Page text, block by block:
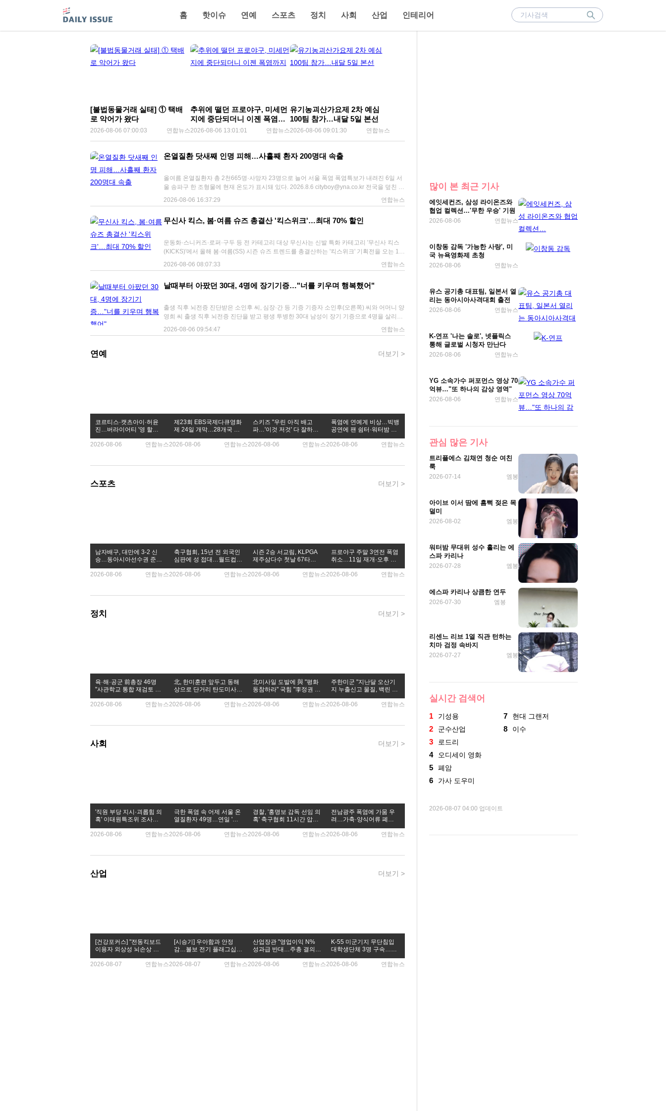
홈 핫이슈 연예 스포츠 정치 사회 산업 인테리어
[불법동물거래 실태] ① 택배
로 악어가 왔다
2026-08-06 07:00:03 연합뉴스
추위에 떨던 프로야구, 미세먼
지에 중단되더니 이젠 폭염까
지
2026-08-06 13:01:01 연합뉴스
유기농괴산가요제 2차 예심
100팀 참가…내달 5일 본선
2026-08-06 09:01:30 연합뉴스
온열질환 닷새째 인명 피해…사흘째 환자 200명대 속출
올여름 온열질환자 총 2천665명·사망자 23명으로 늘어 서울 폭염 폭염특보가 내려진 6일 서
울 송파구 한 조형물에 현재 온도가 표시돼 있다. 2026.8.6 cityboy@yna.co.kr 전국을 덮친 극
한 폭염으로 올여름 들어 처음으로 닷새 연속 온열질환 추정 사망자가 발생했다. 온열질환자
수는 사흘 연속 200명을 넘겼다. 6일 질병관리청에 따르면 전날 전국 응급실 500여곳을 찾은
100명대로 발생하더니, 전날까지 사흘 연속 200명대 환자가 속출했다. 특히 전날까지 5일을
성으로, 길가에서 온열질환을 겪은 것으로 조사됐다. 지난달 29일에 온열질환으로 응급실에
갔다가 전날 사망한 사례도 뒤늦게 확인됐다. 이 사망자는 부산진구에 살던 70대 남성으로,
다. 이로써 질병청이 올해 5월 15일부터 가동한 온열질환 감시체계에 잡힌 환자는 전날까지
(3천300명)보다 적지만, 5일 하루 환자수는 작년(62명)의 3.4배나 된다. 누적 온열질환 추정
제초제를 뿌리고 있다. 2026.8.6 psik@yna.co.kr 지역별로 보면 전날 경기(70명)와 서울(49
명)에서 올해 들어 각 지역 하루 최다 환자가 나왔다. 총 환자 수는 서울이 300명, 경기가 600
명대로 올라섰다. 올여름 온열질환자의 77.5%는 남성, 33.8%는 65세 이상 노인이었다. 질환
하려면 우선 샤워를 자주 하고, 밝은색의 헐렁한 옷을 입는 등 시원하게 지내야 한다. 양산이
2026-08-06 16:37:29 연합뉴스
무신사 킥스, 봄·여름 슈즈 총결산 '킥스위크'…최대 70% 할인
운동화·스니커즈·로퍼·구두 등 전 카테고리 대상 무신사는 신발 특화 카테고리 '무신사 킥스
(KICKS)'에서 올해 봄·여름(SS) 시즌 슈즈 트렌드를 총결산하는 '킥스위크' 기획전을 오는 13
일까지 진행한다고 6일 밝혔다. 이번 행사는 운동화와 스니커즈, 로퍼, 구두, 샌들 등 슈즈 전
카테고리를 대상으로 최대 70% 할인 혜택을 제공한다. 스니커즈 부문에는 아디다스, 나이키,
드스톤, 닥터마틴, 팀버랜드 등이 참여한다. 무신사 킥스는 이번 기획전에서 최근 여름 패션
최대 20% 할인 쿠폰과 일부 상품에 중복 적용 가능한 10% 장바구니 쿠폰을 제공한다. 나이
키와 아디다스, 뉴발란스 등 주요 브랜드 첫 구매 고객에게는 최대 25% 할인 쿠폰을 지급하
킥스위크는 봄·여름 시즌을 대표하는 트렌디한 슈즈부터 여름철 필수 아이템까지 한눈에 살
2026-08-06 08:07:33 연합뉴스
날때부터 아팠던 30대, 4명에 장기기증…"너를 키우며 행복했어"
출생 직후 뇌전증 진단받은 소인후 씨, 심장·간 등 기증 기증자 소인후(오른쪽) 씨와 어머니 양
영희 씨 출생 직후 뇌전증 진단을 받고 평생 투병한 30대 남성이 장기 기증으로 4명을 살리고
짧은 삶을 마감했다. 6일 한국장기조직기증원에 따르면 지난달 1일 전북대병원에서 소인후
(34) 씨가 심장과 간, 양쪽 신장을 기증했다. 1991년 전북 전주에서 태어난 소 씨는 생후 7개
부축받으면 걸을 수 있었지만 20대 초반 심한 폐렴을 앓아 기관 삽관을 받은 뒤 오랜 기간 중
경기를 일으킨 뒤 말로 의사를 표현하는 데 어려움을 겪은 소 씨는 표정과 몸짓으로 감정을 나
타냈다. 소 씨는 어머니가 말을 건네면 미소로 답하는 등 늘 밝은 모습을 보였다고 한다. 어머
니 양 씨는 "그런 아들이 오랜 돌봄의 시간을 견디게 한 힘이었다. 내가 아들을 살리기보단 오
히려 아들이 나를 살게 했다"고 돌아봤다. 그러면서 "일찍 헤어져 아쉽고, 너를 보지 못해 속상
2026-08-06 09:54:47 연합뉴스
연예 더보기 >
코르티스·캣츠아이·허윤
진…버라이어티 '영 할리
우드 임팩트'
2026-08-06
연합뉴스
제23회 EBS국제다큐영화
제 24일 개막…28개국 64
편 상영
2026-08-06
연합뉴스
스키즈 "우린 아직 배고
파…'이것 저것' 다 잘하는
자신감 표현"
2026-08-06
연합뉴스
폭염에 연예계 비상…빅뱅
공연에 팬 쉼터·워터밤 재
입장 허용(종합)
2026-08-06
연합뉴스
스포츠 더보기 >
남자배구, 대만에 3-2 신
승…동아시아선수권 준결
승 진출
2026-08-06
연합뉴스
축구협회, 15년 전 외국인
심판에 성 접대…월드컵
예선도 포함
2026-08-06
연합뉴스
시즌 2승 서교림, KLPGA
제주삼다수 첫날 67타로
공동 4위
2026-08-06
연합뉴스
프로야구 주말 3연전 폭염
취소…11일 재개·오후 7
시 경기 시작
2026-08-06
연합뉴스
정치 더보기 >
육·해·공군 前총장 46명
"사관학교 통합 재검토 강
력 건의"
2026-08-06
연합뉴스
北, 한미훈련 앞두고 동해
상으로 단거리 탄도미사일
발사(종합2보)
2026-08-06
연합뉴스
北미사일 도발에 與 "평화
동참하라" 국힘 "李정권 안
보관 우려"
2026-08-06
연합뉴스
주한미군 "지난달 오산기
지 누출신고 물질, 백린 아
니었다"
2026-08-06
연합뉴스
사회 더보기 >
'직원 부당 지시·괴롭힘 의
혹' 이태원특조위 조사국
장 해임
2026-08-06
연합뉴스
극한 폭염 속 어제 서울 온
열질환자 49명…연일 '최
다' 경신
2026-08-06
연합뉴스
경찰, '홍명보 감독 선임 의
혹' 축구협회 11시간 압수
수색(종합2보)
2026-08-06
연합뉴스
전남광주 폭염에 가뭄 우
려…가축·양식어류 폐사
도 잇따라
2026-08-06
연합뉴스
산업 더보기 >
[건강포커스] "전동킥보드
이용자 외상성 뇌손상 위
험, 오토바이의 3.5배"
2026-08-07
연합뉴스
[시승기] 우아함과 안정
감…볼보 전기 플래그십
SUV 'EX90'
2026-08-07
연합뉴스
산업장관 "영업이익 N%
성과급 반대…주총 결의
의무화 추진"(종합)
2026-08-06
연합뉴스
K-55 미군기지 무단침입
대학생단체 3명 구속…1
명은 기각(종합)
2026-08-06
연합뉴스
많이 본 최근 기사
에잇세컨즈, 삼성 라이온즈와
협업 컬렉션…'무한 우승' 기원
2026-08-06 연합뉴스
이창동 감독 '가능한 사랑', 미
국 뉴욕영화제 초청
2026-08-06 연합뉴스
유스 공기총 대표팀, 일본서 열
리는 동아시아사격대회 출전
2026-08-06 연합뉴스
K-연프 '나는 솔로', 넷플릭스
통해 글로벌 시청자 만난다
2026-08-06 연합뉴스
YG 소속가수 퍼포먼스 영상 70
억뷰…"또 하나의 감상 영역"
2026-08-06 연합뉴스
관심 많은 기사
트리플에스 김채연 청순 여친
룩
2026-07-14 엠봉
아이브 이서 땀에 흠뻑 젖은 목
덜미
2026-08-02 엠봉
워터밤 무대위 성수 흘리는 에
스파 카리나
2026-07-28 엠봉
에스파 카리나 상큼한 연두
2026-07-30 엠봉
리센느 리브 1열 직관 턴하는
치마 검정 속바지
2026-07-27 엠봉
실시간 검색어
1 기성용
2 군수산업
3 로드리
4 오디세이 영화
5 폐암
6 가사 도우미
7 현대 그랜저
8 이수
2026-08-07 04:00 업데이트